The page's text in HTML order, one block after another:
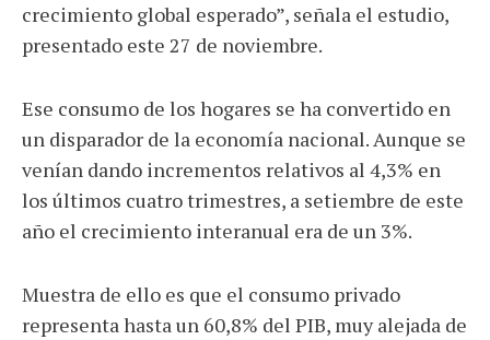
crecimiento global esperado”, señala el estudio,
presentado este 27 de noviembre.
Ese consumo de los hogares se ha convertido en
un disparador de la economía nacional. Aunque se
venían dando incrementos relativos al 4,3% en
los últimos cuatro trimestres, a setiembre de este
año el crecimiento interanual era de un 3%.
Muestra de ello es que el consumo privado
representa hasta un 60,8% del PIB, muy alejada de